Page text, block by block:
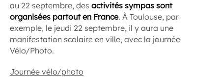
au 22 septembre, des activités sympas sont
organisées partout en France. À Toulouse, par
exemple, le jeudi 22 septembre, il y aura une
manifestation scolaire en ville, avec la journée
Vélo/Photo.
Journée vélo/photo